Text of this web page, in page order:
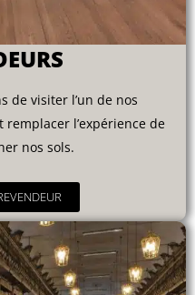
de visiter l’un de nos
l’expérience de
nos sols.